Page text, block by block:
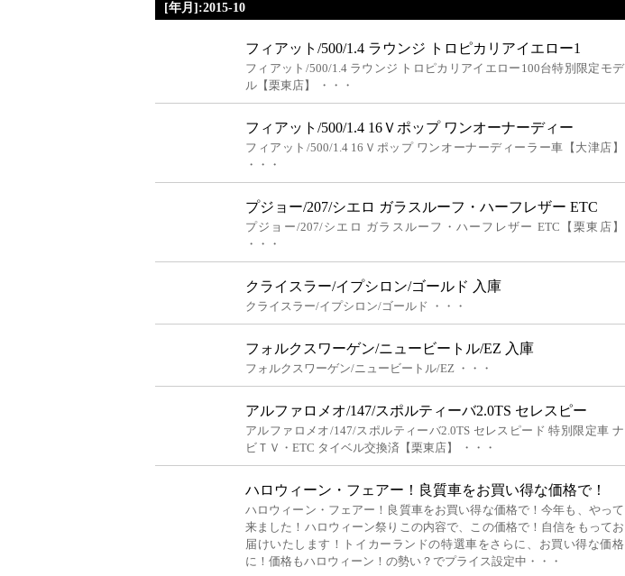
[年月]:2015-10
フィアット/500/1.4 ラウンジ トロピカリアイエロー1
フィアット/500/1.4 ラウンジ トロピカリアイエロー100台特別限定モデ
ル【栗東店】 ・・・
フィアット/500/1.4 16Ｖポップ ワンオーナーディー
フィアット/500/1.4 16Ｖポップ ワンオーナーディーラー車【大津店】
・・・
プジョー/207/シエロ ガラスルーフ・ハーフレザー ETC
プジョー/207/シエロ ガラスルーフ・ハーフレザー ETC【栗東店】
・・・
クライスラー/イプシロン/ゴールド 入庫
クライスラー/イプシロン/ゴールド ・・・
フォルクスワーゲン/ニュービートル/EZ 入庫
フォルクスワーゲン/ニュービートル/EZ ・・・
アルファロメオ/147/スポルティーバ2.0TS セレスピー
アルファロメオ/147/スポルティーバ2.0TS セレスピード 特別限定車 ナ
ビＴＶ・ETC タイベル交換済【栗東店】 ・・・
ハロウィーン・フェアー！良質車をお買い得な価格で！
ハロウィーン・フェアー！良質車をお買い得な価格で！今年も、やって
来ました！ハロウィーン祭りこの内容で、この価格で！自信をもってお
届けいたします！トイカーランドの特選車をさらに、お買い得な価格
に！価格もハロウィーン！の勢い？でプライス設定中・・・